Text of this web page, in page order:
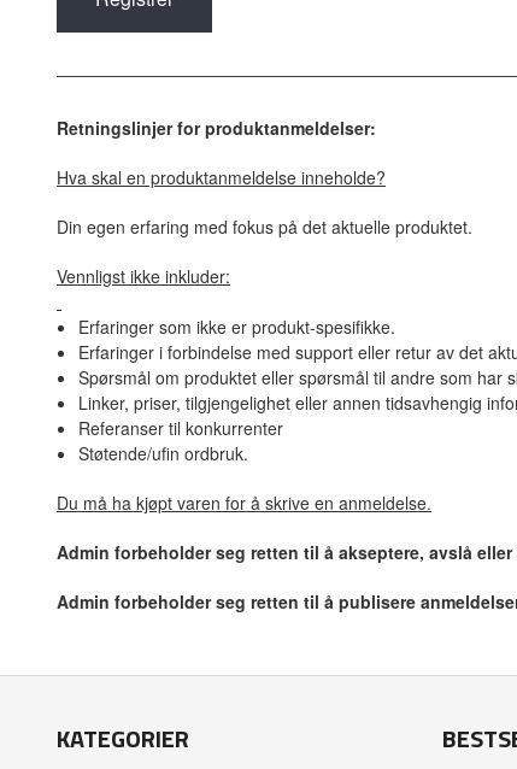
Retningslinjer for produktanmeldelser:
Hva skal en produktanmeldelse inneholde?
Din egen erfaring med fokus på det aktuelle produktet.
Vennligst ikke inkluder:
Erfaringer som ikke er produkt-spesifikke.
Erfaringer i forbindelse med support eller retur av det
Spørsmål om produktet eller spørsmål til andre som har
Linker, priser, tilgjengelighet eller annen tidsavhengig
Referanser til konkurrenter
Støtende/ufin ordbruk.
Du må ha kjøpt varen for å skrive en anmeldelse.
Admin forbeholder seg retten til å akseptere, avslå
Admin forbeholder seg retten til å publisere
KATEGORIER